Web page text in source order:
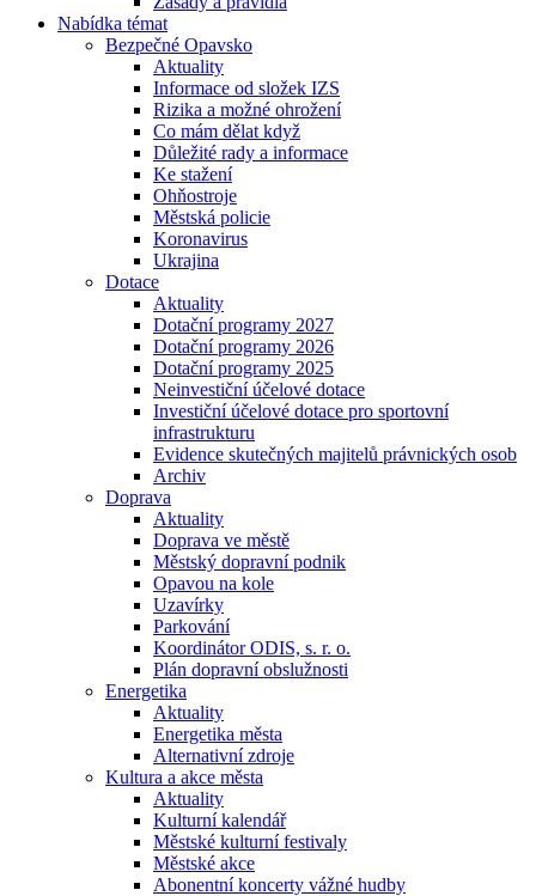
Nabídka témat
Bezpečné Opavsko
Aktuality
Informace od složek IZS
Rizika a možné ohrožení
Co mám dělat když
Důležité rady a informace
Ke stažení
Ohňostroje
Městská policie
Koronavirus
Ukrajina
Dotace
Aktuality
Dotační programy 2027
Dotační programy 2026
Dotační programy 2025
Neinvestiční účelové dotace
Investiční účelové dotace pro sportovní
infrastrukturu
Evidence skutečných majitelů právnických osob
Archiv
Doprava
Aktuality
Doprava ve městě
Městský dopravní podnik
Opavou na kole
Uzavírky
Parkování
Koordinátor ODIS, s. r. o.
Plán dopravní obslužnosti
Energetika
Aktuality
Energetika města
Alternativní zdroje
Kultura a akce města
Aktuality
Kulturní kalendář
Městské kulturní festivaly
Městské akce
Abonentní koncerty vážné hudby